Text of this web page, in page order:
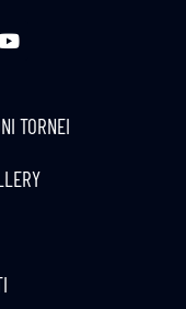
TORNEI